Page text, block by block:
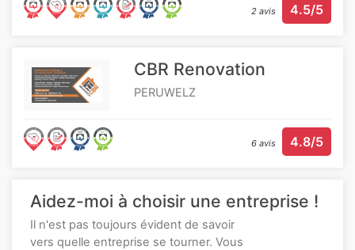
2 avis 4.5/5
CBR Renovation
PERUWELZ
6 avis 4.8/5
Aidez-moi à choisir une entreprise !
Il n'est pas toujours évident de savoir
vers quelle entreprise se tourner. Vous